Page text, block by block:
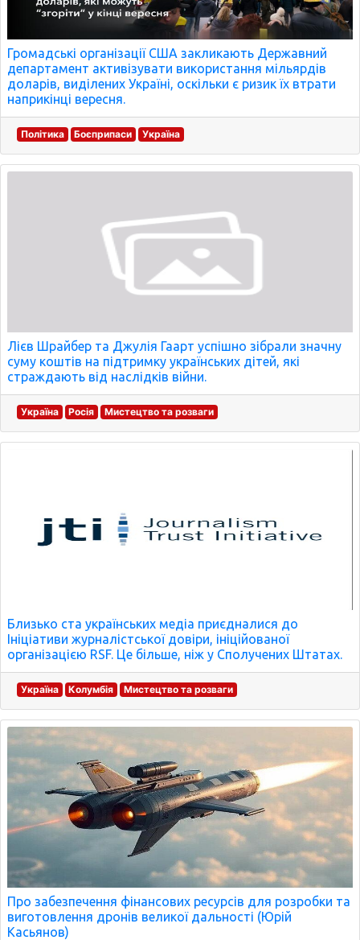
Громадські організації США закликають Державний
департамент активізувати використання мільярдів
доларів, виділених Україні, оскільки є ризик їх втрати
наприкінці вересня.
Політика Боєприпаси Україна
Лієв Шрайбер та Джулія Гаарт успішно зібрали значну
суму коштів на підтримку українських дітей, які
страждають від наслідків війни.
Україна Росія Мистецтво та розваги
Близько ста українських медіа приєдналися до
Ініціативи журналістської довіри, ініційованої
організацією RSF. Це більше, ніж у Сполучених Штатах.
Україна Колумбія Мистецтво та розваги
Про забезпечення фінансових ресурсів для розробки та
виготовлення дронів великої дальності (Юрій
Касьянов)